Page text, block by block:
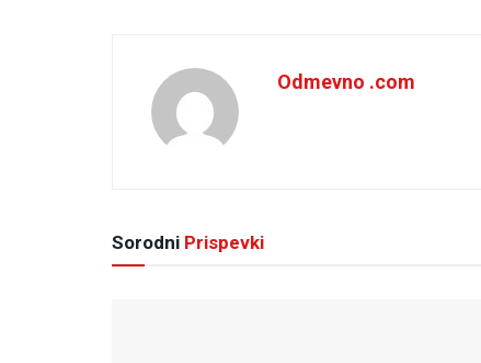
Odmevno .com
Sorodni Prispevki